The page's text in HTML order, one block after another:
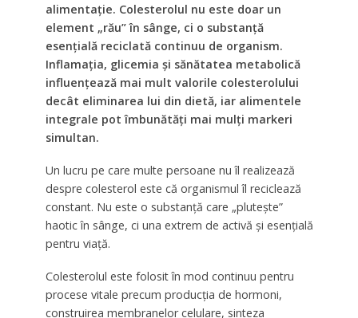
alimentație. Colesterolul nu este doar un
element „rău” în sânge, ci o substanță
esențială reciclată continuu de organism.
Inflamația, glicemia și sănătatea metabolică
influențează mai mult valorile colesterolului
decât eliminarea lui din dietă, iar alimentele
integrale pot îmbunătăți mai mulți markeri
simultan.
Un lucru pe care multe persoane nu îl realizează
despre colesterol este că organismul îl reciclează
constant. Nu este o substanță care „plutește”
haotic în sânge, ci una extrem de activă și esențială
pentru viață.
Colesterolul este folosit în mod continuu pentru
procese vitale precum producția de hormoni,
construirea membranelor celulare, sinteza